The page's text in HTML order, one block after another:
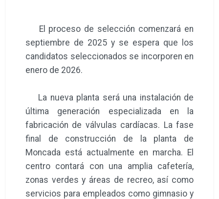
El proceso de selección comenzará en
septiembre de 2025 y se espera que los
candidatos seleccionados se incorporen en
enero de 2026.
La nueva planta será una instalación de
última generación especializada en la
fabricación de válvulas cardíacas. La fase
final de construcción de la planta de
Moncada está actualmente en marcha. El
centro contará con una amplia cafetería,
zonas verdes y áreas de recreo, así como
servicios para empleados como gimnasio y